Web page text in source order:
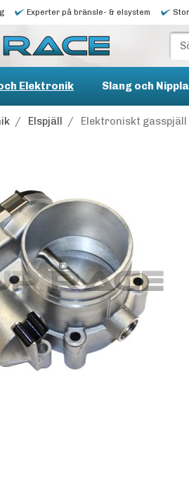
Experter på bränsle- & elsystem
Elektronik Slang och
/ Elspjäll / Elektroniskt gasspjäll